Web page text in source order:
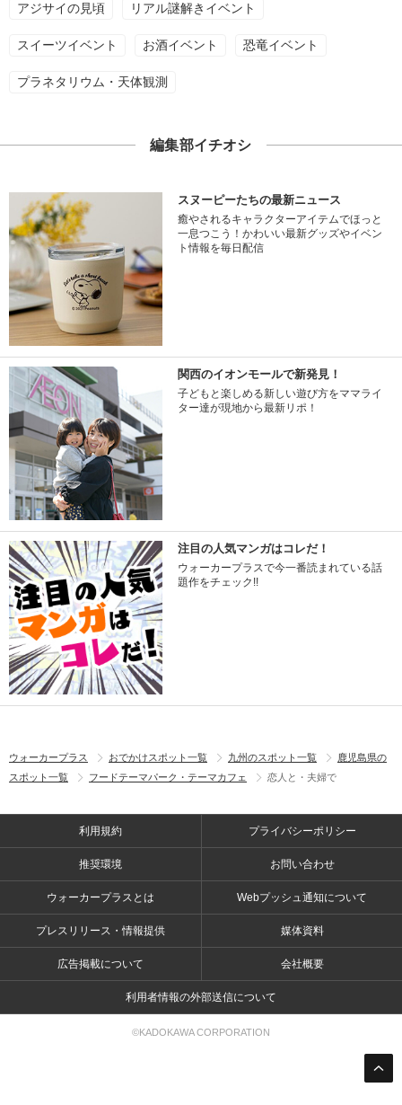
アジサイの見頃 リアル謎解きイベント
スイーツイベント お酒イベント 恐竜イベント
プラネタリウム・天体観測
編集部イチオシ
スヌーピーたちの最新ニュース
癒やされるキャラクターアイテムでほっと
一息つこう！かわいい最新グッズやイベン
ト情報を毎日配信
関西のイオンモールで新発見！
子どもと楽しめる新しい遊び方をママライ
ター達が現地から最新リポ！
注目の人気マンガはコレだ！
ウォーカープラスで今一番読まれている話
題作をチェック!!
ウォーカープラス おでかけスポット一覧 九州のスポット一覧
鹿児島県の
スポット一覧
フードテーマパーク・テーマカフェ 恋人と・夫婦で
利用規約 プライバシーポリシー
推奨環境 お問い合わせ
ウォーカープラスとは Webプッシュ通知について
プレスリリース・情報提供 媒体資料
広告掲載について 会社概要
利用者情報の外部送信について
©KADOKAWA CORPORATION